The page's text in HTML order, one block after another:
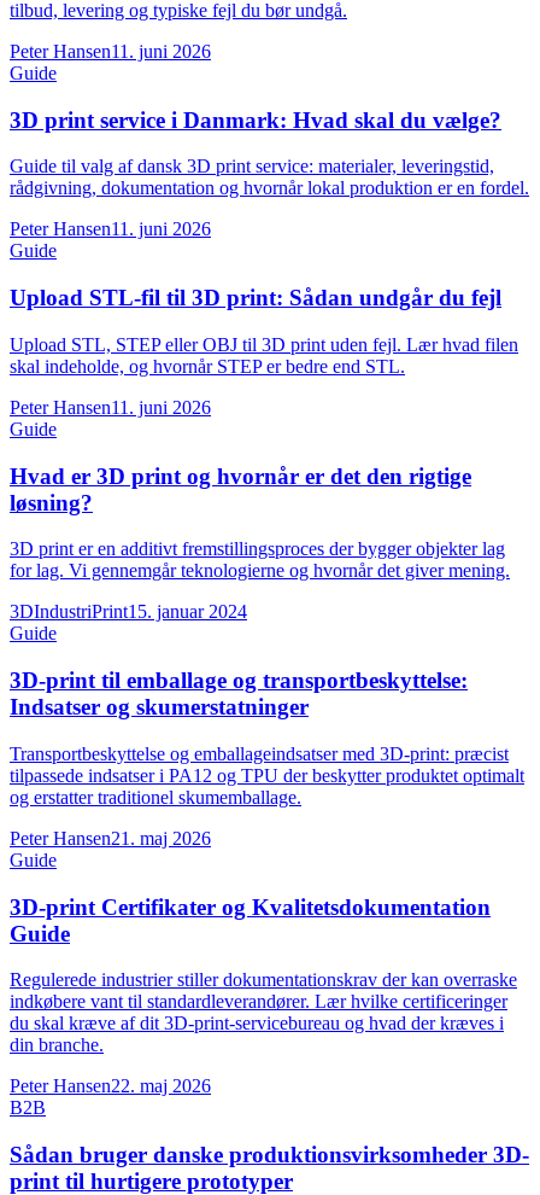
tilbud, levering og typiske fejl du bør undgå.
Peter Hansen11. juni 2026
Guide
3D print service i Danmark: Hvad skal du vælge?
Guide til valg af dansk 3D print service: materialer, leveringstid,
rådgivning, dokumentation og hvornår lokal produktion er en fordel.
Peter Hansen11. juni 2026
Guide
Upload STL-fil til 3D print: Sådan undgår du fejl
Upload STL, STEP eller OBJ til 3D print uden fejl. Lær hvad filen
skal indeholde, og hvornår STEP er bedre end STL.
Peter Hansen11. juni 2026
Guide
Hvad er 3D print og hvornår er det den rigtige
løsning?
3D print er en additivt fremstillingsproces der bygger objekter lag
for lag. Vi gennemgår teknologierne og hvornår det giver mening.
3DIndustriPrint15. januar 2024
Guide
3D-print til emballage og transportbeskyttelse:
Indsatser og skumerstatninger
Transportbeskyttelse og emballageindsatser med 3D-print: præcist
tilpassede indsatser i PA12 og TPU der beskytter produktet optimalt
og erstatter traditionel skumemballage.
Peter Hansen21. maj 2026
Guide
3D-print Certifikater og Kvalitetsdokumentation
Guide
Regulerede industrier stiller dokumentationskrav der kan overraske
indkøbere vant til standardleverandører. Lær hvilke certificeringer
du skal kræve af dit 3D-print-servicebureau og hvad der kræves i
din branche.
Peter Hansen22. maj 2026
B2B
Sådan bruger danske produktionsvirksomheder 3D-
print til hurtigere prototyper